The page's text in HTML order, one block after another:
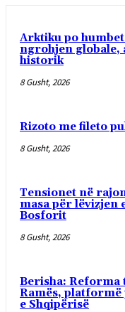
Arktiku po humbet
ngrohjen
historik
8 Gusht, 2026
Rizoto me fileto
8 Gusht, 2026
Tensionet në
masa për lëvizjen
Bosforit
8 Gusht, 2026
Berisha:
Ramës,
e Shqipërisë